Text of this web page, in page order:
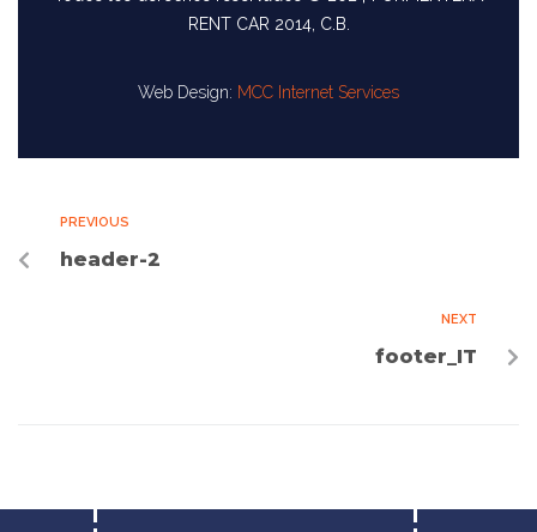
RENT CAR 2014, C.B.
Web Design: MCC Internet Services
PREVIOUS
header-2
NEXT
footer_IT